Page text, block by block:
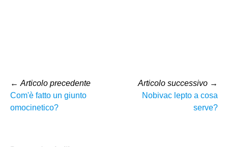
← Articolo precedente
Com'è fatto un giunto
omocinetico?
Articolo successivo →
Nobivac lepto a cosa
serve?